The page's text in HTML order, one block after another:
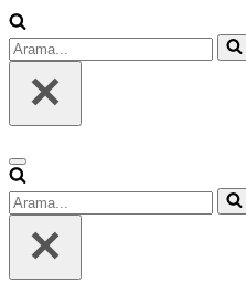
Arama...
Dolaşım
menüsü
Arama...